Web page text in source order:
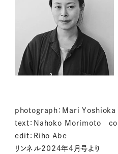
photograph：Mari
text：Nahoko Morimoto
edit：Riho Abe
リンネル2024年4月号より